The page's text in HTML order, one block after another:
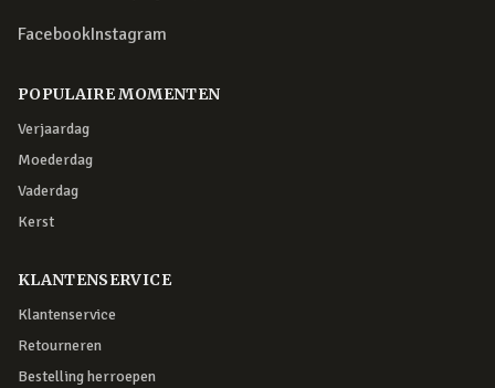
FacebookInstagram
POPULAIRE MOMENTEN
Verjaardag
Moederdag
Vaderdag
Kerst
KLANTENSERVICE
Klantenservice
Retourneren
Bestelling herroepen